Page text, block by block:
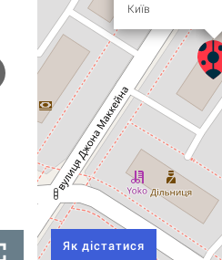
Київ
Як дістатися